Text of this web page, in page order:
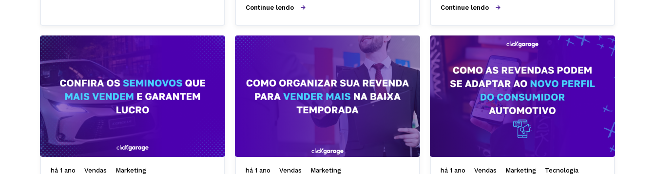
Continue lendo Continue lendo
há 1 ano Vendas Marketing há 1 ano Vendas Marketing há 1 ano Vendas Marketing Tecnologia